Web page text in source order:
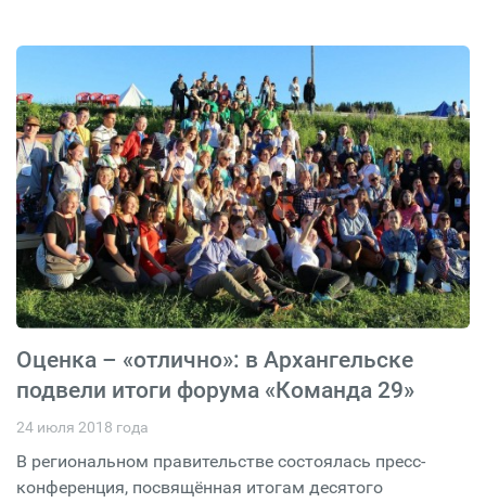
Оценка – «отлично»: в Архангельске
подвели итоги форума «Команда 29»
24 июля 2018 года
В региональном правительстве состоялась пресс-
конференция, посвящённая итогам десятого